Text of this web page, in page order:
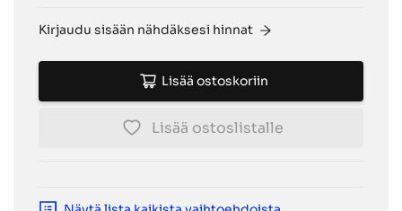
Kirjaudu sisään nähdäksesi hinnat
Lisää ostoskoriin
Lisää ostoslistalle